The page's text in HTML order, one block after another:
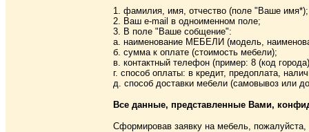
1. фамилия, имя, отчество (поле "Ваше имя*);
2. Ваш e-mail в одноименном поле;
3. В поле "Ваше собщение":
а. наименование МЕБЕЛИ (модель,
б. сумма к оплате (стоимость мебели);
в. контактный телефон (пример: 8 (код
г. способ оплаты: в кредит, предоплата,
д. способ доставки мебели (самовывоз или
Все данные, представленные Вами,
Сформировав заявку на мебель, пожалуйста,